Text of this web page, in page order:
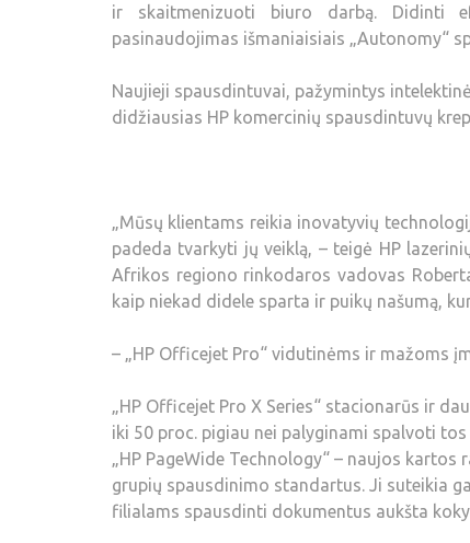
ir skaitmenizuoti biuro darbą. Didinti
pasinaudojimas išmaniaisiais „Autonomy“
Naujieji spausdintuvai, pažymintys
didžiausias HP komercinių spausdintuvų
„Mūsų klientams reikia inovatyvių
padeda tvarkyti jų veiklą, – teigė HP
Afrikos regiono rinkodaros vadovas
kaip niekad didele sparta ir puikų našumą,
– „HP Officejet Pro“ vidutinėms ir mažoms
„HP Officejet Pro X Series“ stacionarūs ir
iki 50 proc. pigiau nei palyginami spalvoti
„HP PageWide Technology“ – naujos
grupių spausdinimo standartus. Ji suteikia
filialams spausdinti dokumentus aukšta